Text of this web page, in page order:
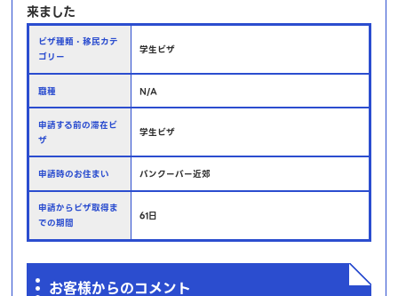
来ました
ビザ種類・移民カテ
ゴリー
学生ビザ
職種 N/A
申請する前の滞在ビ
ザ
学生ビザ
申請時のお住まい バンクーバー近郊
申請からビザ取得ま
での期間
61日
お客様からのコメント